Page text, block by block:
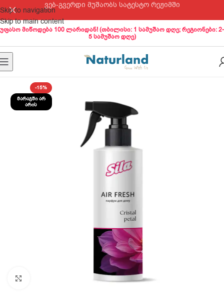
Skip to navigation
Skip to main content
ვებ-გვერდი მუშაობს სატესტო რეჟიმში
უფასო მიწოდება 100 ლარიდან! (თბილისი: 1 სამუშაო დღე; რეგიონები: 2-
5 სამუშაო დღე)
-15%
ᲛᲐᲠᲐᲒᲨᲘ ᲐᲠ
ᲐᲠᲘᲡ